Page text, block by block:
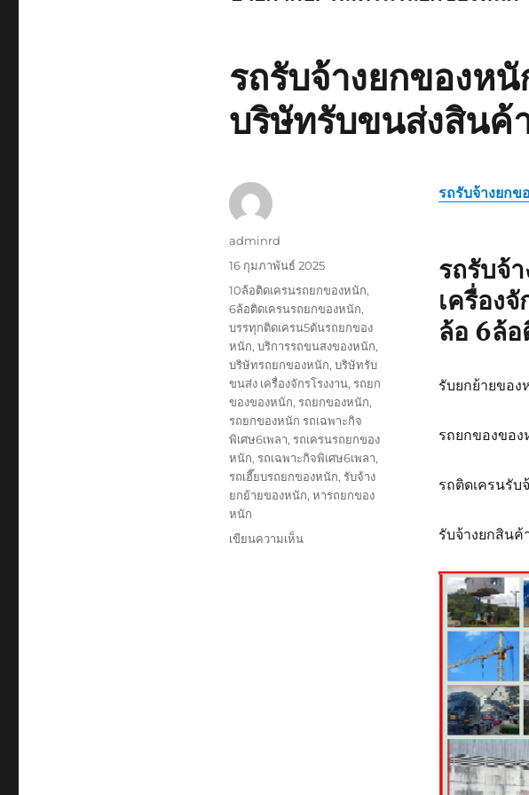
รถรับจ้างยกของห
บริษัทรับขนส่งสินค้
รถรับจ้างยกข
รถรับจ้
เครื่อง
ล้อ 6ล้
รับยกย้ายของ
รถยกของของ
รถติดเครนรับ
รับจ้างยกสินค้
ผู้
adminrd
เขียน
เมื่อ
16 กุมภาพันธ์ 2025
ป้าย
กำกับ
10ล้อติดเครนรถยกของหนัก,
6ล้อติดเครนรถยกของหนัก,
บรรทุกติดเครน5ตันรถยกของ
หนัก, บริการรถขนสงของหนัก,
บริษัทรถยกของหนัก, บริษัทรับ
ขนส่ง เครื่องจักรโรงงาน, รถยก
ของของหนัก, รถยกของหนัก,
รถยกของหนัก รถเฉพาะกิจ
พิเศษ6เพลา, รถเครนรถยกของ
หนัก, รถเฉพาะกิจพิเศษ6เพลา,
รถเฮี๊ยบรถยกของหนัก, รับจ้าง
ยกย้ายของหนัก, หารถยกของ
หนัก
เขียนความเห็นบน